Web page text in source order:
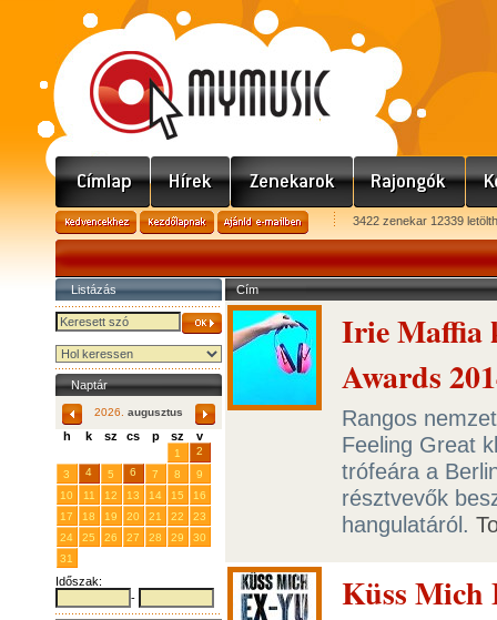
3422 zenekar 12339
Listázás
Naptár
2026. augusztus
h k sz cs p sz v
1
2
3
4 5 6 7 8
9
10
11 12 13 14 15
16
17
18 19 20 21 22
23
24
25 26 27 28 29
30
31
Időszak:
-
Cím
Irie Maffia
Awards
Rangos
Feeling Great
trófeára a
résztvevők
hangulatáról.
Küss Mich